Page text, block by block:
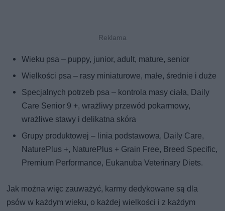
Wieku psa – puppy, junior, adult, mature, senior
Wielkości psa – rasy miniaturowe, małe, średnie i duże
Specjalnych potrzeb psa – kontrola masy ciała, Daily
Care Senior 9 +, wrażliwy przewód pokarmowy,
wrażliwe stawy i delikatna skóra
Grupy produktowej – linia podstawowa, Daily Care,
NaturePlus +, NaturePlus + Grain Free, Breed Specific,
Premium Performance, Eukanuba Veterinary Diets.
Jak można więc zauważyć, karmy dedykowane są dla
psów w każdym wieku, o każdej wielkości i z każdym